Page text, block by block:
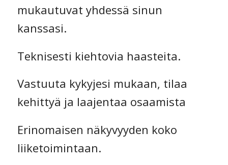
mukautuvat yhdessä sinun
kanssasi.
Teknisesti kiehtovia haasteita.
Vastuuta kykyjesi mukaan, tilaa
kehittyä ja laajentaa osaamista
Erinomaisen näkyvyyden koko
liiketoimintaan.